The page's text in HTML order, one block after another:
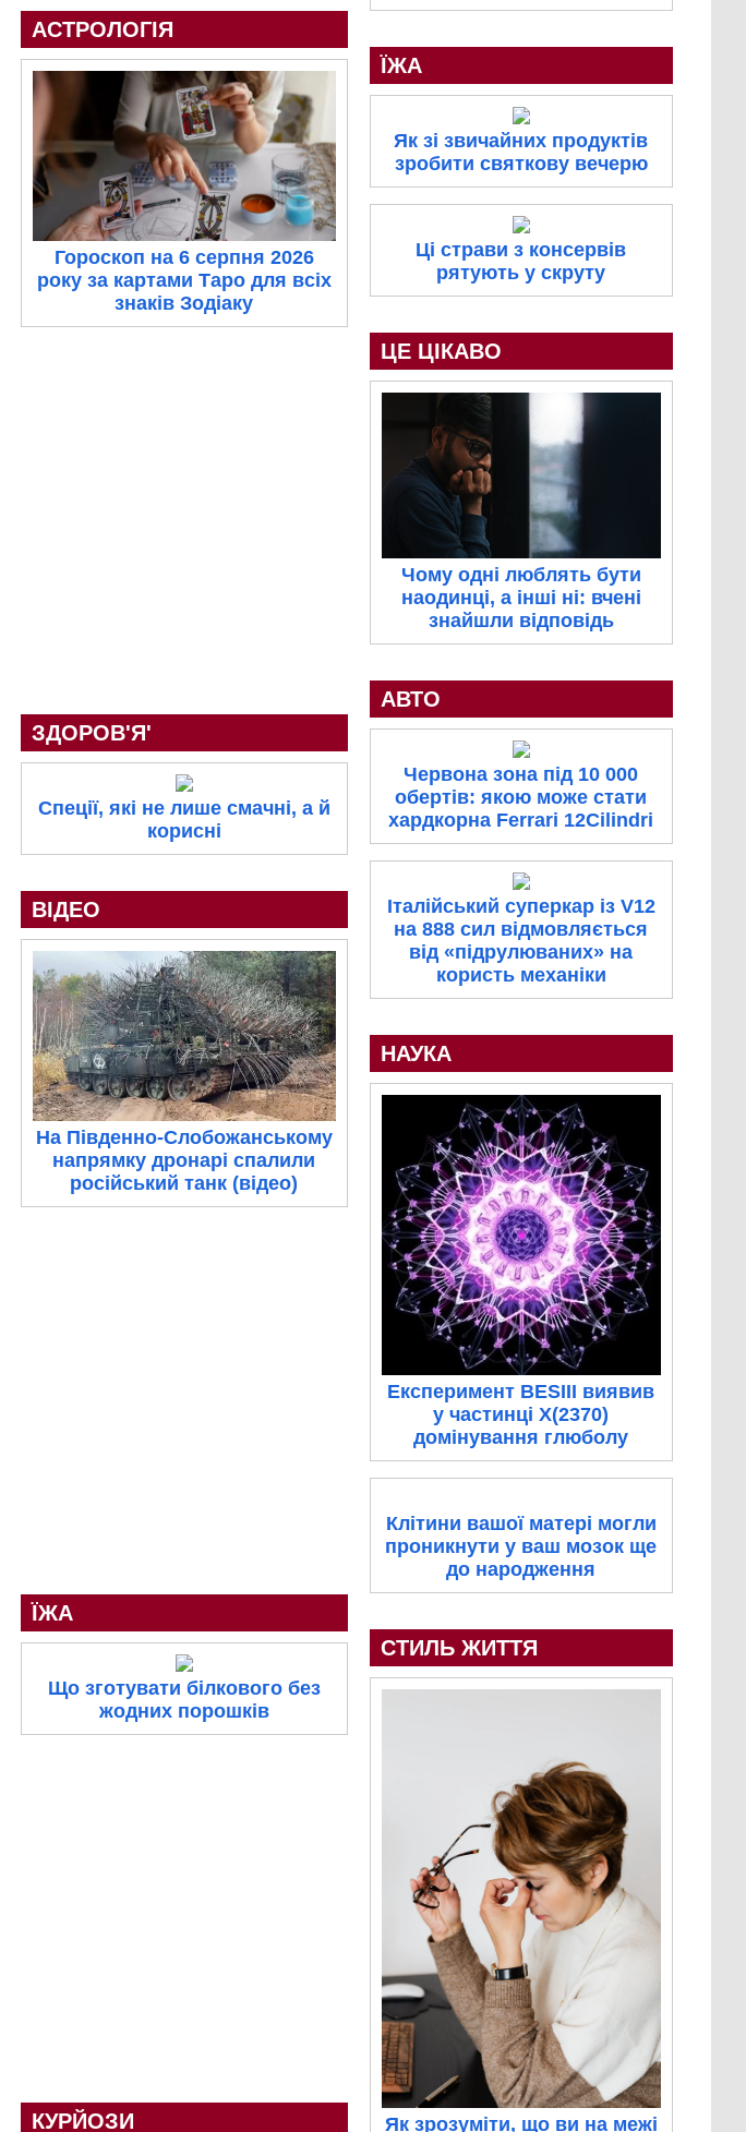
АСТРОЛОГІЯ
Гороскоп на 6 серпня 2026
року за картами Таро для всіх
знаків Зодіаку
ЗДОРОВ'Я'
Спеції, які не лише смачні, а й
корисні
ВІДЕО
На Південно-Слобожанському
напрямку дронарі спалили
російський танк (відео)
ЇЖА
Що зготувати білкового без
жодних порошків
КУРЙОЗИ
ЇЖА
Як зі звичайних продуктів
зробити святкову вечерю
Ці страви з консервів
рятують у скруту
ЦЕ ЦІКАВО
Чому одні люблять бути
наодинці, а інші ні: вчені
знайшли відповідь
АВТО
Червона зона під 10 000
обертів: якою може стати
хардкорна Ferrari 12Cilindri
Італійський суперкар із V12
на 888 сил відмовляється
від «підрулюваних» на
користь механіки
НАУКА
Експеримент BESIII виявив
у частинці X(2370)
домінування глюболу
Клітини вашої матері могли
проникнути у ваш мозок ще
до народження
СТИЛЬ ЖИТТЯ
Як зрозуміти, що ви на межі